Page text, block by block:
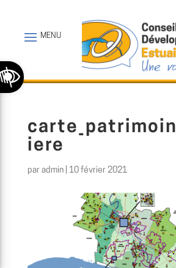
la barre d’outils
iere
par admin| 10 février 2021